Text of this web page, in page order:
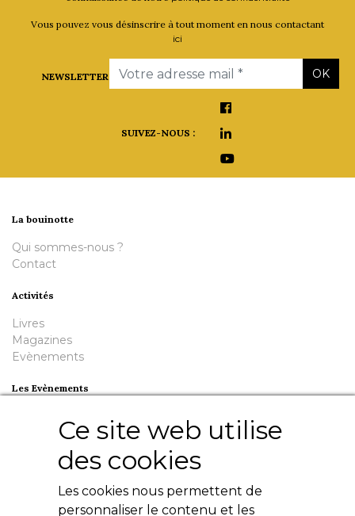
Ce site web utilise
des cookies
Les cookies nous permettent de
personnaliser le contenu et les
Vous pouvez vous désinscrire à tout moment en nous contactant
ici
NEWSLETTER
Email OK
SUIVEZ-NOUS :
La bouinotte
Qui sommes-nous ?
Contact
Activités
Livres
Magazines
Evènements
Les Evènements
Nuit de la Bouinotte
Besoin d'aide ?
Livres numériques